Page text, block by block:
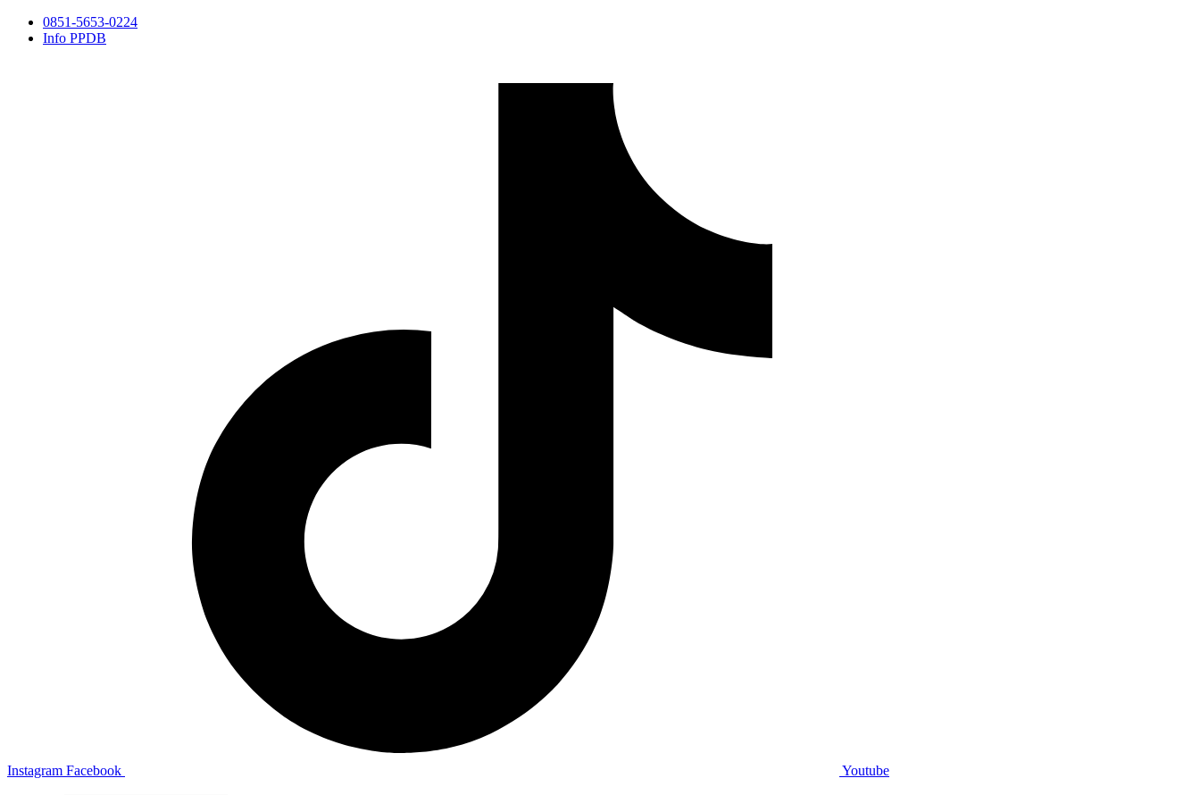
0851-5653-0224
Info PPDB
Instagram Facebook Youtube